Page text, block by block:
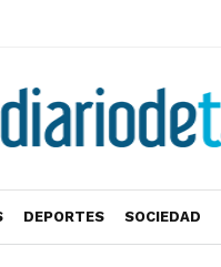
DEPORTES SOCIEDAD